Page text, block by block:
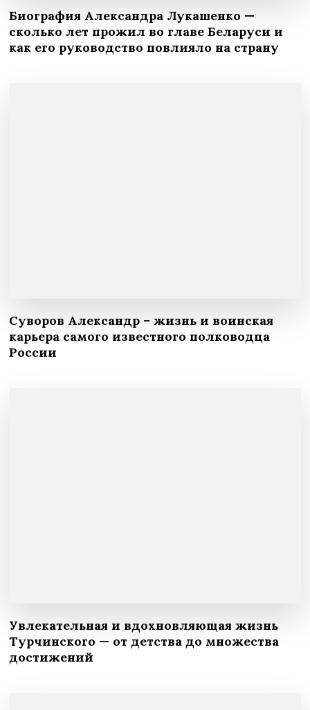
Биография Александра Лукашенко —
сколько лет прожил во главе Беларуси и
как его руководство повлияло на страну
Суворов Александр – жизнь и воинская
карьера самого известного полководца
России
Увлекательная и вдохновляющая жизнь
Турчинского — от детства до множества
достижений